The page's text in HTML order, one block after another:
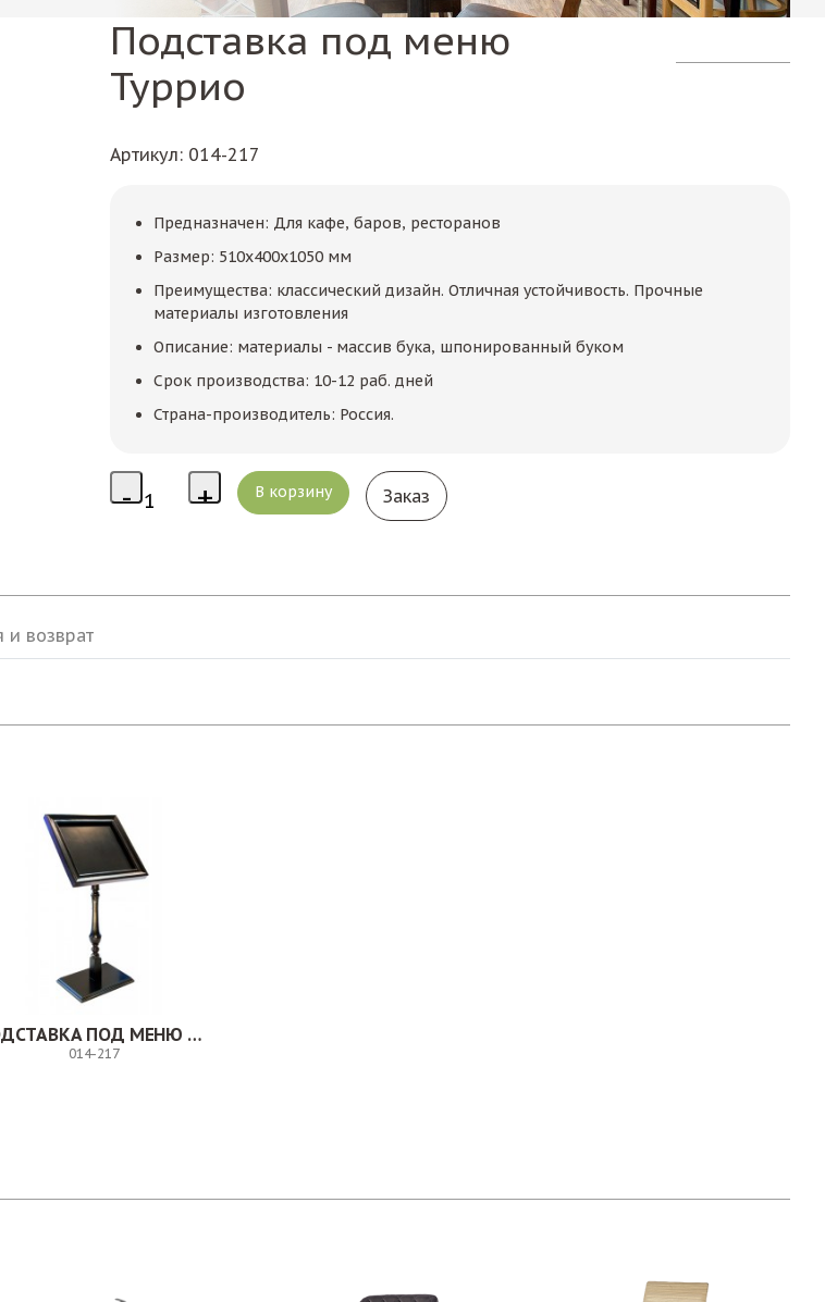
Подставка под меню
Туррио
Артикул: 014-217
Предназначен: Для кафе, баров, ресторанов
Размер: 510х400х1050 мм
Преимущества: классический дизайн. Отличная устойчивость. Прочные
материалы изготовления
Описание: материалы - массив бука, шпонированный буком
Срок производства: 10-12 раб. дней
Страна-производитель: Россия.
Заказ
и возврат
ПОДСТАВКА ПОД МЕНЮ ТУРРИО
014-217